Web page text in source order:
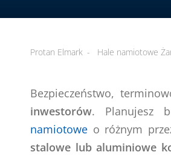
Protan Elmark - Hale namiotowe
Bezpieczeństwo,
inwestorów. Planujesz
namiotowe o różnym
stalowe lub aluminiowe